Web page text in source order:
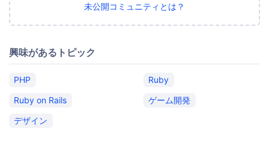
未公開コミュニティとは？
興味があるトピック
PHP
Ruby
Ruby on Rails
ゲーム開発
デザイン